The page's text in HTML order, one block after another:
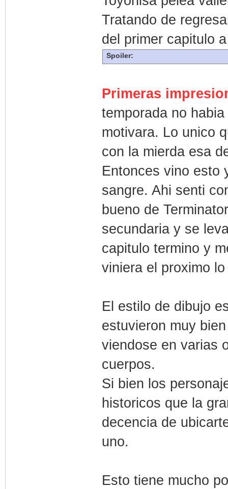
Tratando de
del primer capitulo
Spoiler:
Primeras
temporada no
motivara. Lo unico
con la mierda esa
Entonces vino esto
sangre. Ahi senti
bueno de
secundaria y se
capitulo termino y
viniera el proximo
El estilo de dibujo
estuvieron muy
viendose en varias
cuerpos.
Si bien los
historicos que la
decencia de
uno.
Esto tiene mucho